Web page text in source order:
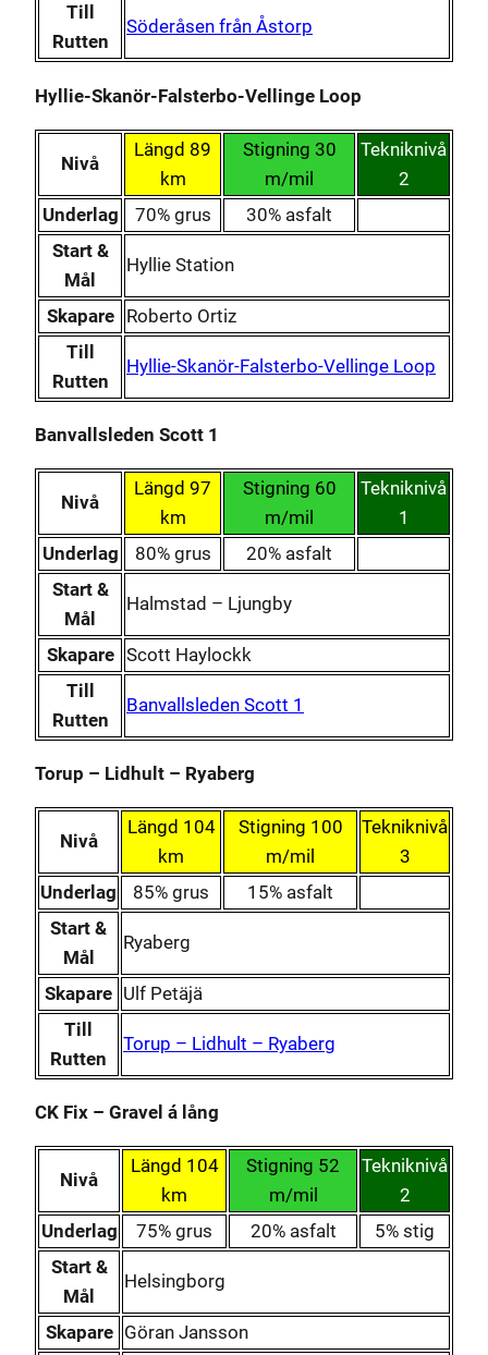
Till
Rutten
Söderåsen från Åstorp
Hyllie-Skanör-Falsterbo-Vellinge Loop
Nivå
Längd 89
km
Stigning 30
m/mil
Tekniknivå
2
Underlag
70% grus
30% asfalt
Start &
Mål
Hyllie Station
Skapare
Roberto Ortiz
Till
Rutten
Hyllie-Skanör-Falsterbo-Vellinge Loop
Banvallsleden Scott 1
Nivå
Längd 97
km
Stigning 60
m/mil
Tekniknivå
1
Underlag
80% grus
20% asfalt
Start &
Mål
Halmstad – Ljungby
Skapare Scott Haylockk
Till
Rutten
Banvallsleden Scott 1
Torup – Lidhult – Ryaberg
Nivå
Längd 104
km
Stigning 100
m/mil
Tekniknivå
3
Underlag
85% grus
15% asfalt
Start &
Mål
Ryaberg
Skapare Ulf Petäjä
Till
Rutten
Torup – Lidhult – Ryaberg
CK Fix – Gravel á lång
Nivå
Längd 104
km
Stigning 52
m/mil
Tekniknivå
2
Underlag
75% grus 20% asfalt
5% stig
Start &
Mål
Helsingborg
Skapare Göran Jansson